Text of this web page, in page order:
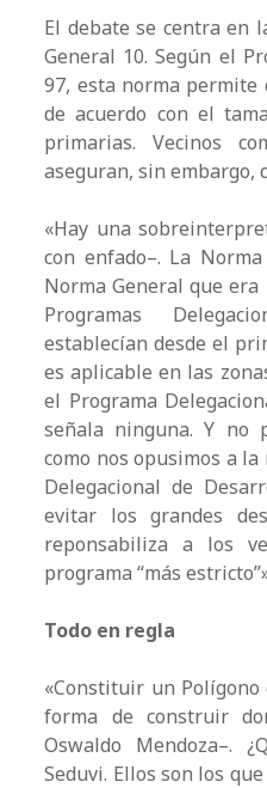
El debate se centra en
General 10. Según el
97, esta norma
de acuerdo con el
primarias. Vecinos
aseguran, sin embargo,
«Hay una
con enfado–. La
Norma General que
Programas
establecían desde el
es aplicable en las
el Programa
señala ninguna. Y no
como nos opusimos a
Delegacional de
evitar los grandes
reponsabiliza a los
programa “más
Todo en regla
«Constituir un
forma de construir
Oswaldo Mendoza–.
Seduvi. Ellos son los